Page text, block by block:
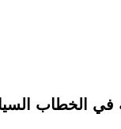
في الخطاب